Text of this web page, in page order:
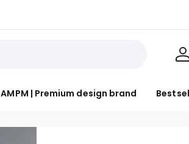
AMPM | Premium design brand